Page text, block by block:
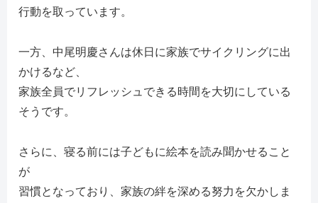
行動を取っています。
一方、中尾明慶さんは休日に家族でサイクリングに出
かけるなど、
家族全員でリフレッシュできる時間を大切にしている
そうです。
さらに、寝る前には子どもに絵本を読み聞かせること
が
習慣となっており、家族の絆を深める努力を欠かしま